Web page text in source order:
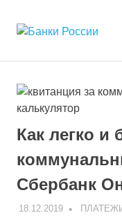
о
продуктах
и
услугах
Как легко и
Сбербанк
18.12.2019 V